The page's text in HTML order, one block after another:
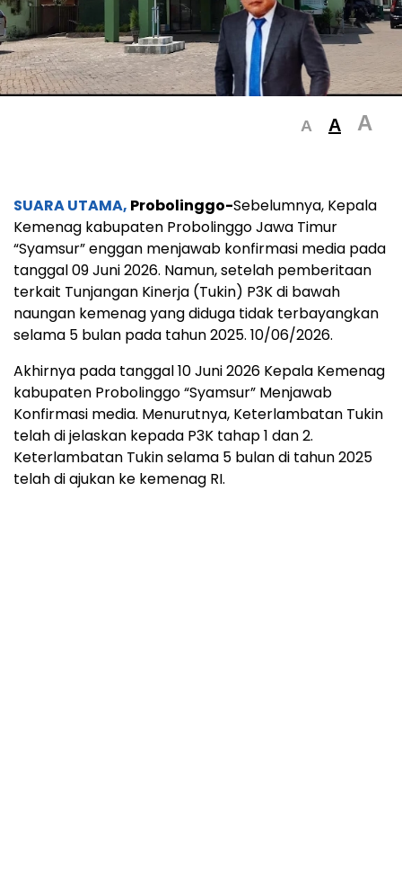
A A A
SUARA UTAMA, Probolinggo-Sebelumnya, Kepala
Kemenag kabupaten Probolinggo Jawa Timur
“Syamsur” enggan menjawab konfirmasi media pada
tanggal 09 Juni 2026. Namun, setelah pemberitaan
terkait Tunjangan Kinerja (Tukin) P3K di bawah
naungan kemenag yang diduga tidak terbayangkan
selama 5 bulan pada tahun 2025. 10/06/2026.
Akhirnya pada tanggal 10 Juni 2026 Kepala Kemenag
kabupaten Probolinggo “Syamsur” Menjawab
Konfirmasi media. Menurutnya, Keterlambatan Tukin
telah di jelaskan kepada P3K tahap 1 dan 2.
Keterlambatan Tukin selama 5 bulan di tahun 2025
telah di ajukan ke kemenag RI.